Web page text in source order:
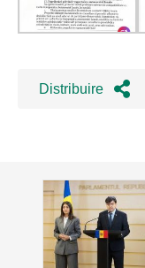
Distribuire